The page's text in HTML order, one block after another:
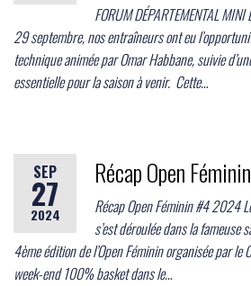
FORUM DÉPARTEMENTAL
29 septembre, nos entraîneurs ont eu
technique animée par Omar Habbane, suivie
essentielle pour la saison à venir. Cette…
SEP
27
2024
Récap Open
Récap Open Féminin #4 2024
s’est déroulée dans la fameuse
4ème édition de l’Open Féminin organisée par
week-end 100% basket dans le…